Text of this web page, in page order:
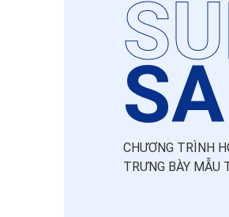
CHƯƠNG TRÌNH
TRƯNG BÀY MẪU